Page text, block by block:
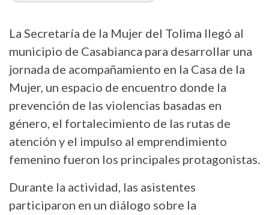
La Secretaría de la Mujer del Tolima llegó al
municipio de Casabianca para desarrollar una
jornada de acompañamiento en la Casa de la
Mujer, un espacio de encuentro donde la
prevención de las violencias basadas en
género, el fortalecimiento de las rutas de
atención y el impulso al emprendimiento
femenino fueron los principales protagonistas.
Durante la actividad, las asistentes
participaron en un diálogo sobre la